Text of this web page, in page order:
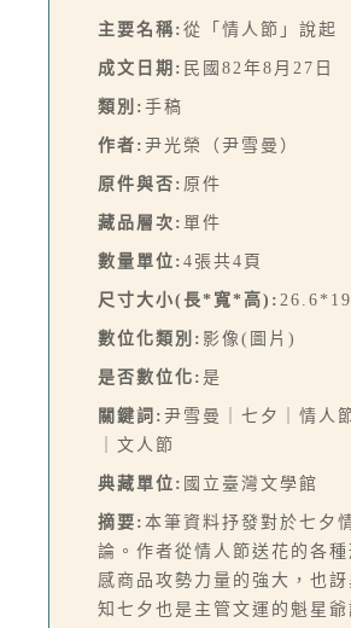
主要名稱: 從「情人節」說起
成文日期: 民國82年8月27日
類別: 手稿
作者: 尹光榮（尹雪曼）
原件與否: 原件
藏品層次: 單件
數量單位: 4張共4頁
尺寸大小(長*寬*高):
數位化類別: 影像(圖片)
是否數位化: 是
關鍵詞: 尹雪曼｜七夕｜情人
｜文人節
典藏單位: 國立臺灣文學館
摘要: 本筆資料抒發對於七夕
論。作者從情人節送花的各
感商品攻勢力量的強大，也
知七夕也是主管文運的魁星